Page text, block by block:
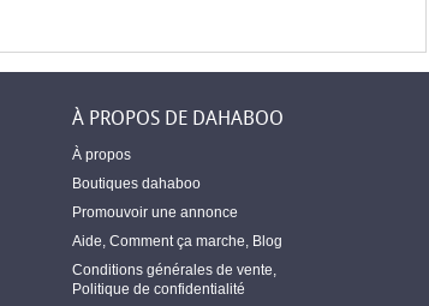
À PROPOS DE DAHABOO
À propos
Boutiques dahaboo
Promouvoir une annonce
Aide Comment ça marche Blog
Conditions générales de vente
Politique de confidentialité